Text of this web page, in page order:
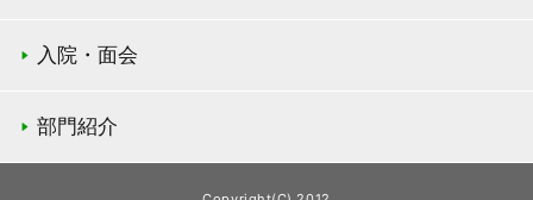
入院・面会
部門紹介